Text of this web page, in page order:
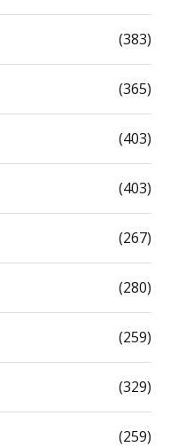
(383)
(365)
(403)
(403)
(267)
(280)
(259)
(329)
(259)